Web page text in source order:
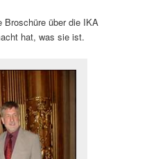
Broschüre über die IKA
hat, was sie ist.